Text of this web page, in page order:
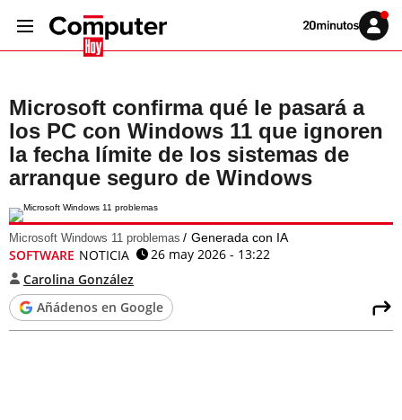
Volver
Iniciar
sesión
Microsoft confirma qué le pasará a
los PC con Windows 11 que ignoren
la fecha límite de los sistemas de
arranque seguro de Windows
Microsoft Windows 11 problemas Generada con IA
SOFTWARE NOTICIA
26 may 2026 - 13:22
Carolina González
Añádenos en Google